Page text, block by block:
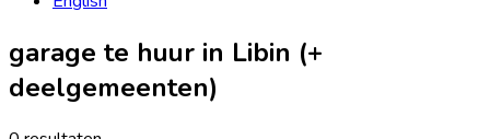
garage te huur in Libin (+
deelgemeenten)